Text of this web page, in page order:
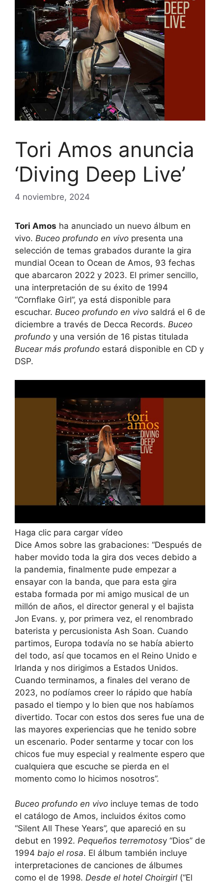
Tori Amos anuncia
‘Diving Deep Live’
4 noviembre, 2024
Tori Amos ha anunciado un nuevo álbum en
vivo. Buceo profundo en vivo presenta una
selección de temas grabados durante la gira
mundial Ocean to Ocean de Amos, 93 fechas
que abarcaron 2022 y 2023. El primer sencillo,
una interpretación de su éxito de 1994
“Cornflake Girl”, ya está disponible para
escuchar. Buceo profundo en vivo saldrá el 6 de
diciembre a través de Decca Records. Buceo
profundo y una versión de 16 pistas titulada
Bucear más profundo estará disponible en CD y
DSP.
Haga clic para cargar vídeo
Dice Amos sobre las grabaciones: “Después de
haber movido toda la gira dos veces debido a
la pandemia, finalmente pude empezar a
ensayar con la banda, que para esta gira
estaba formada por mi amigo musical de un
millón de años, el director general y el bajista
Jon Evans. y, por primera vez, el renombrado
baterista y percusionista Ash Soan. Cuando
partimos, Europa todavía no se había abierto
del todo, así que tocamos en el Reino Unido e
Irlanda y nos dirigimos a Estados Unidos.
Cuando terminamos, a finales del verano de
2023, no podíamos creer lo rápido que había
pasado el tiempo y lo bien que nos habíamos
divertido. Tocar con estos dos seres fue una de
las mayores experiencias que he tenido sobre
un escenario. Poder sentarme y tocar con los
chicos fue muy especial y realmente espero que
cualquiera que escuche se pierda en el
momento como lo hicimos nosotros”.
Buceo profundo en vivo incluye temas de todo
el catálogo de Amos, incluidos éxitos como
“Silent All These Years”, que apareció en su
debut en 1992. Pequeños terremotosy “Dios” de
1994 bajo el rosa. El álbum también incluye
interpretaciones de canciones de álbumes
como el de 1998. Desde el hotel Choirgirl (“El